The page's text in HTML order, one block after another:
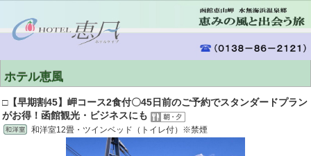
ホテル恵風
□【早期割45】岬コース2食付〇45日前のご予約でスタンダードプラン
がお得！函館観光・ビジネスにも
和洋室12畳・ツインベッド（トイレ付）※禁煙